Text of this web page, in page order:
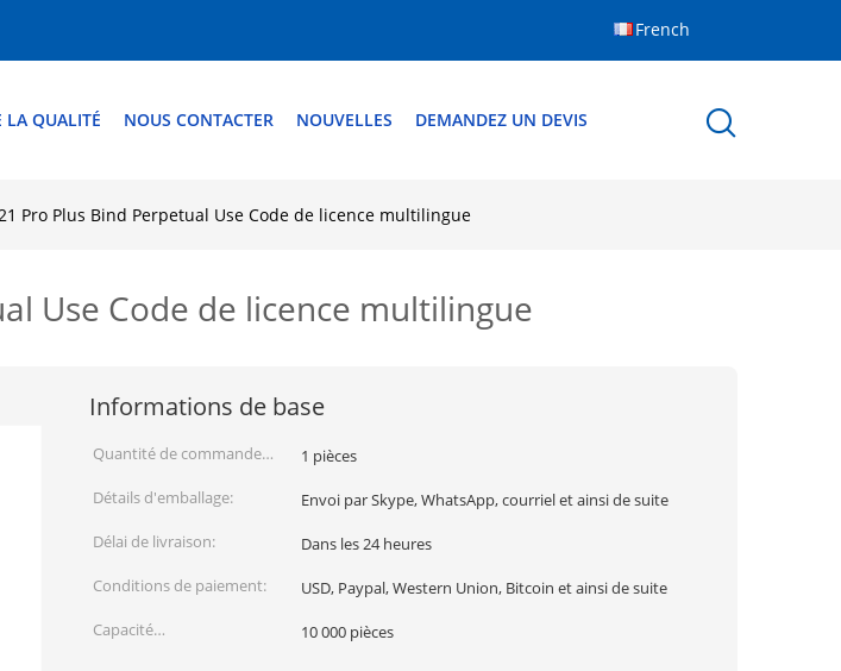
French
LA QUALITÉ NOUS CONTACTER NOUVELLES DEMANDEZ UN DEVIS
Pro Plus Bind Perpetual Use Code de licence multilingue
Use Code de licence multilingue
Informations de base
Quantité de commande
min:
1 pièces
Détails d'emballage:
Envoi par Skype, WhatsApp, courriel et ainsi de suite
Délai de livraison:
Dans les 24 heures
Conditions de paiement:
USD, Paypal, Western Union, Bitcoin et ainsi de suite
Capacité
10 000 pièces